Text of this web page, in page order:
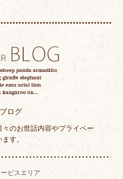
ブログ
のお世話内容やプライベー
す。
ビスエリア